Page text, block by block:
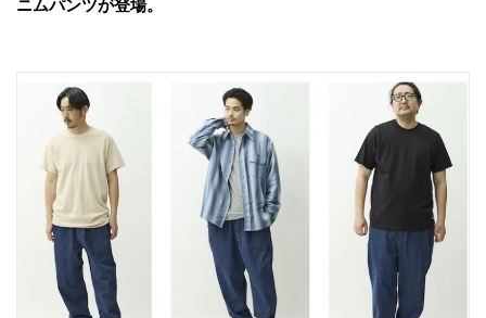
ニムパンツが登場。